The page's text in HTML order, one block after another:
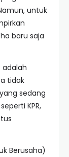
untuk
baru saja
adalah
tidak
sedang
KPR,
Berusaha)